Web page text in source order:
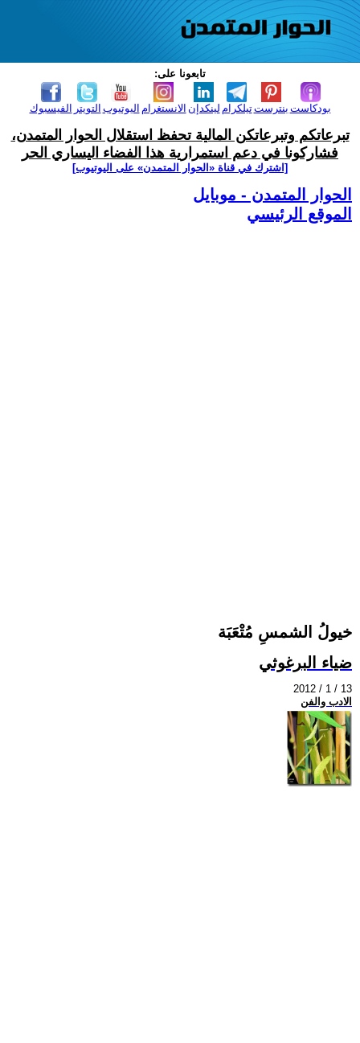
تابعونا على:
الفيسبوك التويتر اليوتيوب الانستغرام لينكدإن تيلكرامبنترست بودكاست
تبرعاتكم وتبرعاتكن المالية تحفظ استقلال الحوار المتمدن،
فشاركونا في دعم استمرارية هذا الفضاء اليساري الحر
[اشترك في قناة ‫«الحوار المتمدن» على اليوتيوب]
الحوار المتمدن - موبايل
الموقع الرئيسي
خيولُ الشمسِ مُتْعَبَة
ضياء البرغوثي
2012 / 1 / 13
الادب والفن